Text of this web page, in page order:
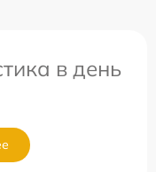
в день